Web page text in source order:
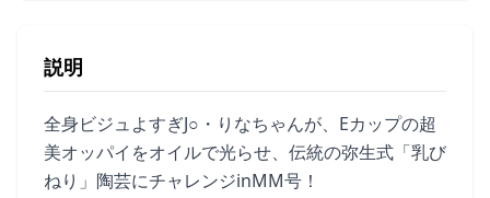
説明
全身ビジュよすぎJ○・りなちゃんが、Eカップの超
美オッパイをオイルで光らせ、伝統の弥生式「乳び
ねり」陶芸にチャレンジinMM号！